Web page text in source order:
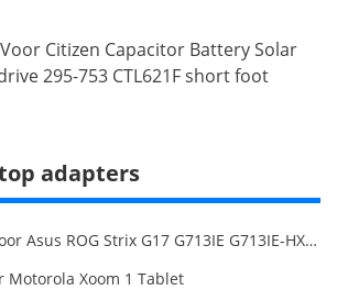
Voor Citizen Capacitor Battery Solar
295-753 CTL621F short foot
adapters
ADP-200JB-D voor Asus ROG Strix G17 G713IE G713IE-HX002W
Motorola Xoom 1 Tablet